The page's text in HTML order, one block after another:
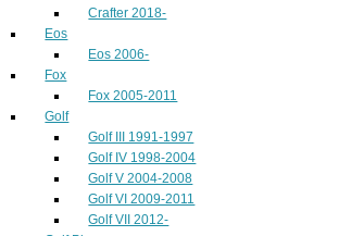
Crafter 2018-
Eos
Eos 2006-
Fox
Fox 2005-2011
Golf
Golf III 1991-1997
Golf IV 1998-2004
Golf V 2004-2008
Golf VI 2009-2011
Golf VII 2012-